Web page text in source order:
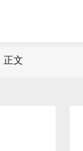
正文